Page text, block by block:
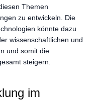
Themen
zu entwickeln. Die
könnte dazu
wissenschaftlichen und
und somit die
steigern.
im